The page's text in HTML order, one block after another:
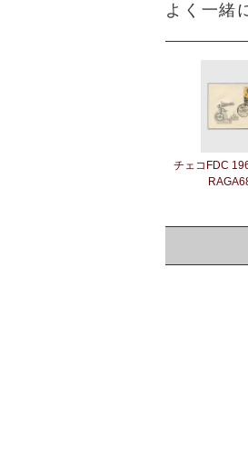
よく一緒
チェコFDC